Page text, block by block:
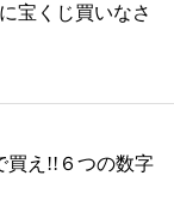
宝くじ買いなさ
買え!!６つの数字